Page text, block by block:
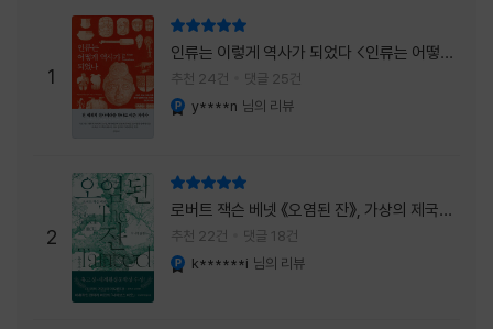
까 「등껍질」의 세계에서 사람들은 저마다 다른
등껍질을 달고 살아간다. 몸의 일부이면서 한
사람을 표현하는 수단
1
인류는 이렇게 역사가 되었다 <인류는 어떻게
역사가 되었나>
추천 24건 댓글 25건
y****n 님의 리뷰
2
로버트 잭슨 베넷 《오염된 잔》, 가상의 제국이
주는 실감과 미스터리 사건의 치밀함이 이루어
내는 최상의 시너지...
추천 22건 댓글 18건
k******i 님의 리뷰